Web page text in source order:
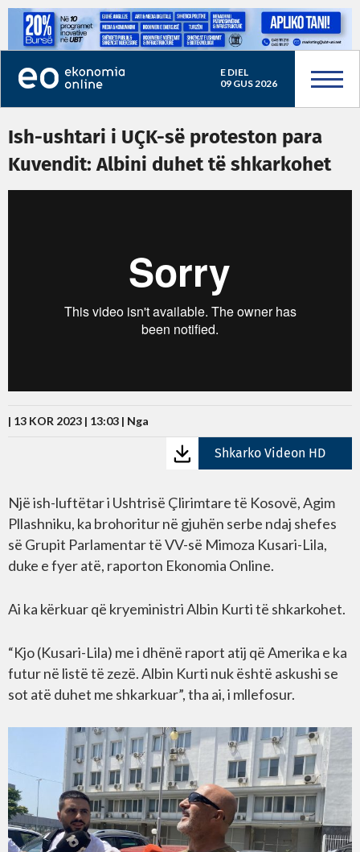
E DIEL
09 GUS 2026
Ish-ushtari i UÇK-së proteston para
Kuvendit: Albini duhet të shkarkohet
| 13 KOR 2023 | 13:03 | Nga
Shkarko Videon HD
Një ish-luftëtar i Ushtrisë Çlirimtare të Kosovë, Agim
Pllashniku, ka brohoritur në gjuhën serbe ndaj shefes
së Grupit Parlamentar të VV-së Mimoza Kusari-Lila,
duke e fyer atë, raporton Ekonomia Online.
Ai ka kërkuar që kryeministri Albin Kurti të shkarkohet.
“Kjo (Kusari-Lila) me i dhënë raport atij që Amerika e ka
futur në listë të zezë. Albin Kurti nuk është askushi se
sot atë duhet me shkarkuar”, tha ai, i mllefosur.